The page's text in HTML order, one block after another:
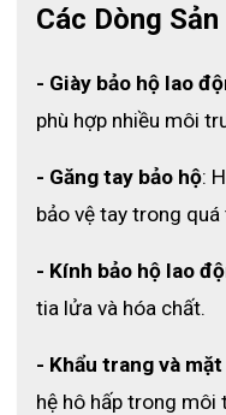
Các Dòng
- Giày bảo hộ lao
phù hợp nhiều môi
- Găng tay bảo hộ:
bảo vệ tay trong
- Kính bảo hộ lao
tia lửa và hóa chất.
- Khẩu trang và
hệ hô hấp trong môi